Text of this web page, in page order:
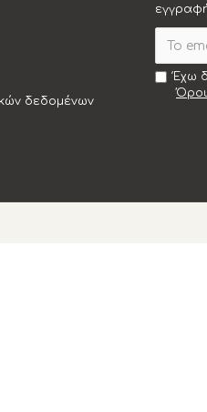
δεδομένων
Έχω